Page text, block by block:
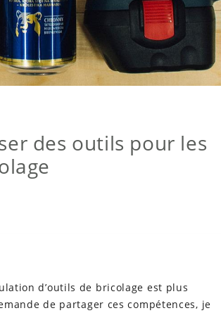
des outils pour les
d’outils de bricolage est plus
de partager ces compétences, je